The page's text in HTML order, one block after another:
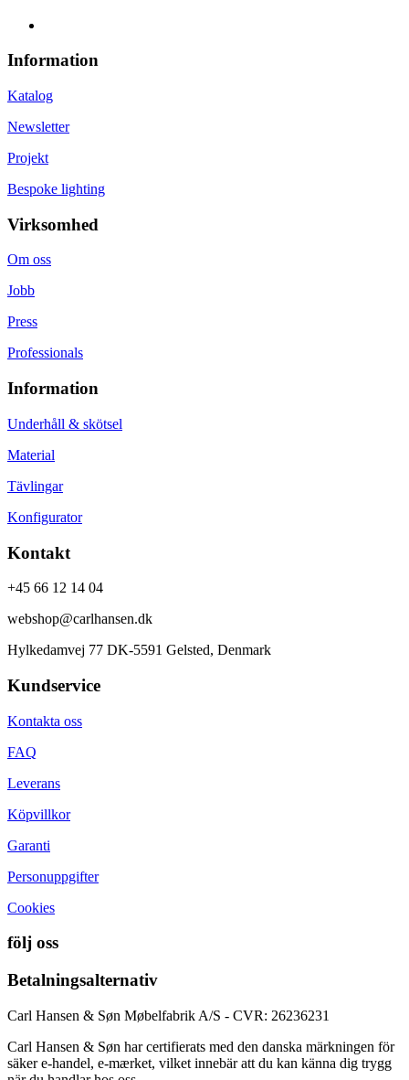
Information
Katalog
Newsletter
Projekt
Bespoke lighting
Virksomhed
Om oss
Jobb
Press
Professionals
Information
Underhåll & skötsel
Material
Tävlingar
Konfigurator
Kontakt
+45 66 12 14 04
webshop@carlhansen.dk
Hylkedamvej 77 DK-5591 Gelsted, Denmark
Kundservice
Kontakta oss
FAQ
Leverans
Köpvillkor
Garanti
Personuppgifter
Cookies
följ oss
Betalningsalternativ
Carl Hansen & Søn Møbelfabrik A/S - CVR: 26236231
Carl Hansen & Søn har certifierats med den danska märkningen för
säker e-handel, e-mærket, vilket innebär att du kan känna dig trygg